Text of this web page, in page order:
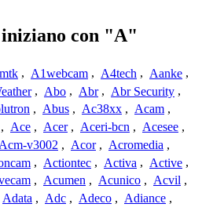
con "A"
, A1webcam , A4tech , Aanke ,
, Abo , Abr , Abr Security ,
, Abus , Ac38xx , Acam ,
, Ace , Acer , Aceri-bcn , Acesee ,
Acm-v3002 , Acor , Acromedia ,
, Actiontec , Activa , Active ,
, Acumen , Acunico , Acvil ,
Adata , Adc , Adeco , Adiance ,